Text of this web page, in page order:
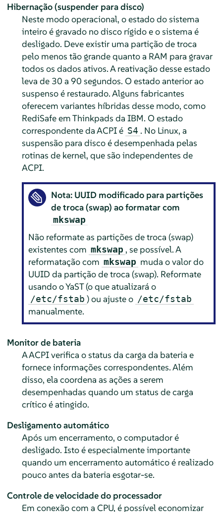
Hibernação (suspender para disco)
Neste modo operacional, o estado do sistema
inteiro é gravado no disco rígido e o sistema é
desligado. Deve existir uma partição de troca
pelo menos tão grande quanto a RAM para gravar
todos os dados ativos. A reativação desse estado
leva de 30 a 90 segundos. O estado anterior ao
suspenso é restaurado. Alguns fabricantes
oferecem variantes híbridas desse modo, como
RediSafe em Thinkpads da IBM. O estado
correspondente da ACPI é S4 . No Linux, a
suspensão para disco é desempenhada pelas
rotinas de kernel, que são independentes de
ACPI.
Nota: UUID modificado para partições
de troca (swap) ao formatar com
mkswap
Não reformate as partições de troca (swap)
existentes com mkswap , se possível. A
reformatação com mkswap muda o valor do
UUID da partição de troca (swap). Reformate
usando o YaST (o que atualizará o
/etc/fstab ) ou ajuste o /etc/fstab
manualmente.
Monitor de bateria
A ACPI verifica o status da carga da bateria e
fornece informações correspondentes. Além
disso, ela coordena as ações a serem
desempenhadas quando um status de carga
crítico é atingido.
Desligamento automático
Após um encerramento, o computador é
desligado. Isto é especialmente importante
quando um encerramento automático é realizado
pouco antes da bateria esgotar-se.
Controle de velocidade do processador
Em conexão com a CPU, é possível economizar